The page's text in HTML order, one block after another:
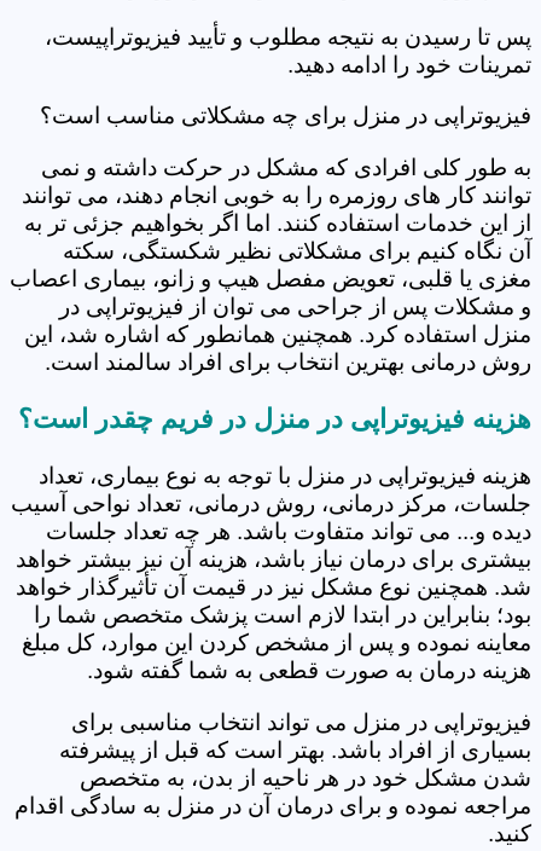
پس تا رسیدن به نتیجه مطلوب و تأیید فیزیوتراپیست،
تمرینات خود را ادامه دهید.
فیزیوتراپی در منزل برای چه مشکلاتی مناسب است؟
به طور کلی افرادی که مشکل در حرکت داشته و نمی
توانند کار های روزمره را به خوبی انجام دهند، می توانند
از این خدمات استفاده کنند. اما اگر بخواهیم جزئی تر به
آن نگاه کنیم برای مشکلاتی نظیر شکستگی، سکته
مغزی یا قلبی، تعویض مفصل هیپ و زانو، بیماری اعصاب
و مشکلات پس از جراحی می توان از فیزیوتراپی در
منزل استفاده کرد. همچنین همانطور که اشاره شد، این
روش درمانی بهترین انتخاب برای افراد سالمند است.
هزینه فیزیوتراپی در منزل در فریم چقدر است؟
هزینه فیزیوتراپی در منزل با توجه به نوع بیماری، تعداد
جلسات، مرکز درمانی، روش درمانی، تعداد نواحی آسیب
دیده و... می تواند متفاوت باشد. هر چه تعداد جلسات
بیشتری برای درمان نیاز باشد، هزینه آن نیز بیشتر خواهد
شد. همچنین نوع مشکل نیز در قیمت آن تأثیرگذار خواهد
بود؛ بنابراین در ابتدا لازم است پزشک متخصص شما را
معاینه نموده و پس از مشخص کردن این موارد، کل مبلغ
هزینه درمان به صورت قطعی به شما گفته شود.
فیزیوتراپی در منزل می تواند انتخاب مناسبی برای
بسیاری از افراد باشد. بهتر است که قبل از پیشرفته
شدن مشکل خود در هر ناحیه از بدن، به متخصص
مراجعه نموده و برای درمان آن در منزل به سادگی اقدام
کنید.